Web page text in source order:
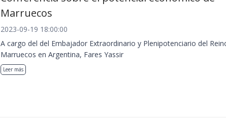
Marruecos
2023-09-19 18:00:00
A cargo del del Embajador Extraordinario y Plenipotenciario del
Marruecos en Argentina, Fares Yassir
Leer más